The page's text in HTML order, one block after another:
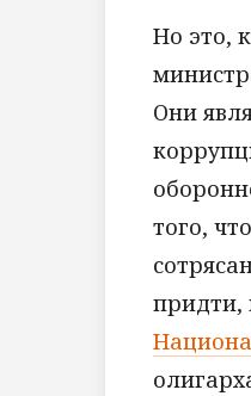
Но это,
Они
того,
придти,